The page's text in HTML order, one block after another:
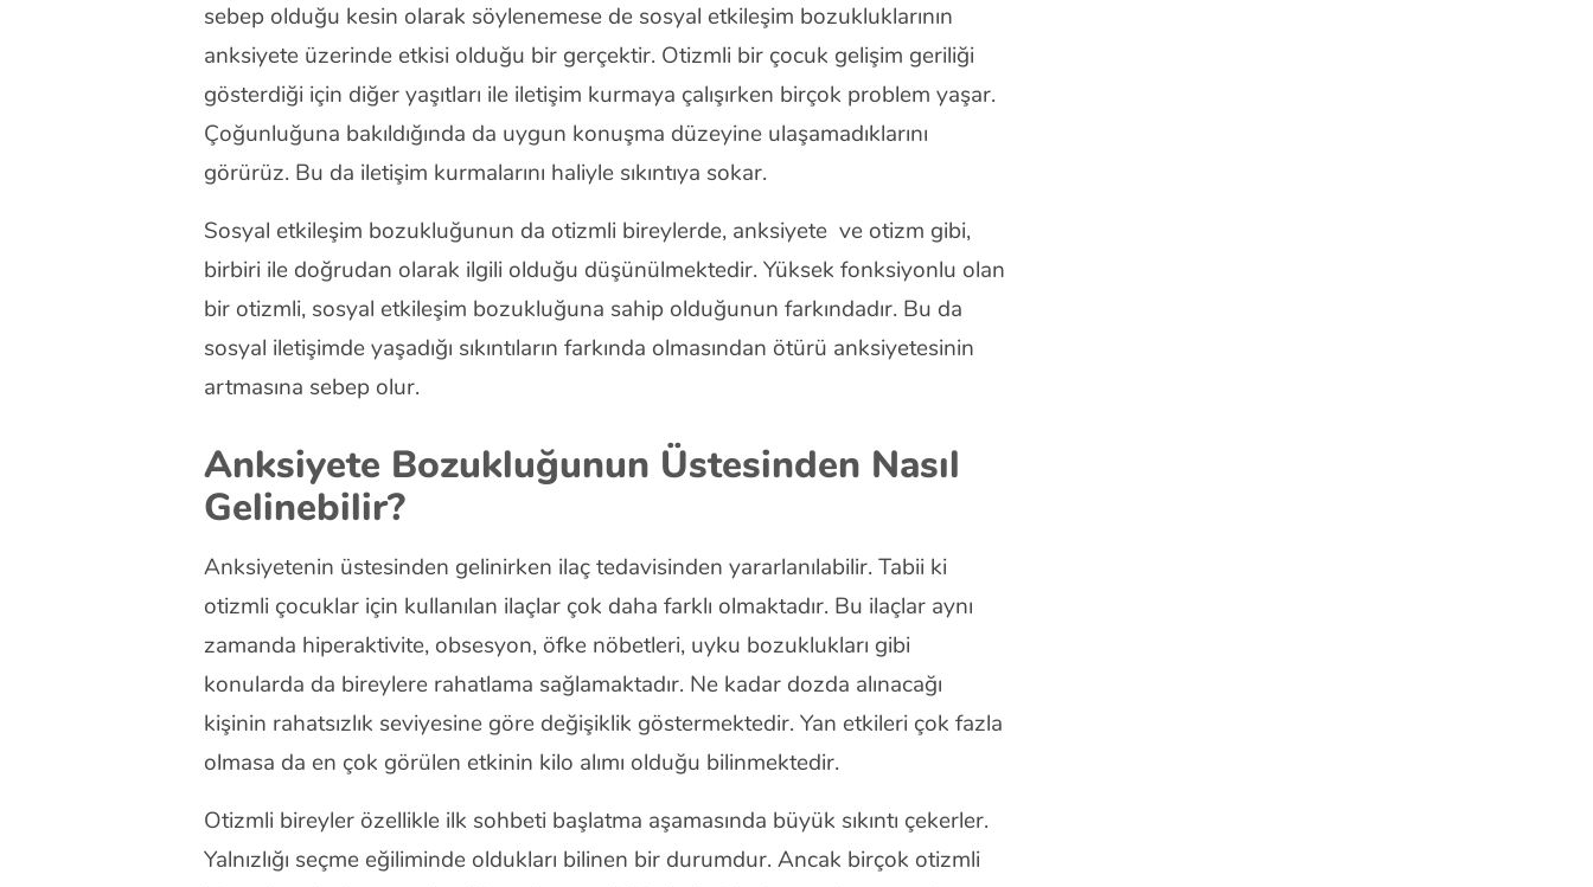
sebep olduğu kesin olarak söylenemese de sosyal etkileşim bozukluklarının
anksiyete üzerinde etkisi olduğu bir gerçektir. Otizmli bir çocuk gelişim geriliği
gösterdiği için diğer yaşıtları ile iletişim kurmaya çalışırken birçok problem yaşar.
Çoğunluğuna bakıldığında da uygun konuşma düzeyine ulaşamadıklarını
görürüz. Bu da iletişim kurmalarını haliyle sıkıntıya sokar.
Sosyal etkileşim bozukluğunun da otizmli bireylerde, anksiyete ve otizm gibi,
birbiri ile doğrudan olarak ilgili olduğu düşünülmektedir. Yüksek fonksiyonlu olan
bir otizmli, sosyal etkileşim bozukluğuna sahip olduğunun farkındadır. Bu da
sosyal iletişimde yaşadığı sıkıntıların farkında olmasından ötürü anksiyetesinin
artmasına sebep olur.
Anksiyete Bozukluğunun Üstesinden Nasıl
Gelinebilir?
Anksiyetenin üstesinden gelinirken ilaç tedavisinden yararlanılabilir. Tabii ki
otizmli çocuklar için kullanılan ilaçlar çok daha farklı olmaktadır. Bu ilaçlar aynı
zamanda hiperaktivite, obsesyon, öfke nöbetleri, uyku bozuklukları gibi
konularda da bireylere rahatlama sağlamaktadır. Ne kadar dozda alınacağı
kişinin rahatsızlık seviyesine göre değişiklik göstermektedir. Yan etkileri çok fazla
olmasa da en çok görülen etkinin kilo alımı olduğu bilinmektedir.
Otizmli bireyler özellikle ilk sohbeti başlatma aşamasında büyük sıkıntı çekerler.
Yalnızlığı seçme eğiliminde oldukları bilinen bir durumdur. Ancak birçok otizmli